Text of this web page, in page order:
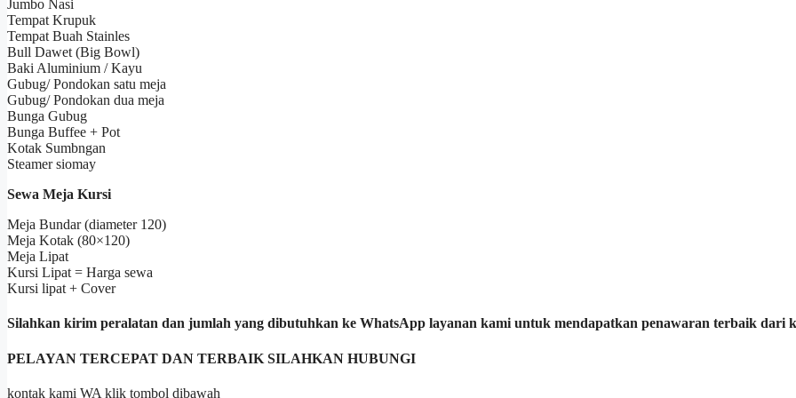
Jumbo Nasi
Tempat Krupuk
Tempat Buah Stainles
Bull Dawet (Big Bowl)
Baki Aluminium / Kayu
Gubug/ Pondokan satu meja
Gubug/ Pondokan dua meja
Bunga Gubug
Bunga Buffee + Pot
Kotak Sumbngan
Steamer siomay
Sewa Meja Kursi
Meja Bundar (diameter 120)
Meja Kotak (80×120)
Meja Lipat
Kursi Lipat = Harga sewa
Kursi lipat + Cover
Silahkan kirim peralatan dan jumlah yang dibutuhkan ke WhatsApp layanan kami untuk mendapatkan penawaran terbaik dari
PELAYAN TERCEPAT DAN TERBAIK SILAHKAN HUBUNGI
kontak kami WA klik tombol dibawah